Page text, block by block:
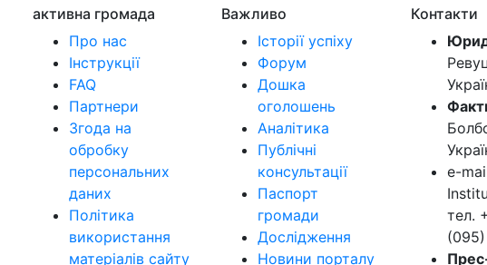
активна громада
Про нас
Інструкції
FAQ
Партнери
Згода на
обробку
персональних
даних
Політика
використання
матеріалів сайту
Важливо
Історії успіху
Форум
Дошка
оголошень
Аналітика
Публічні
консультації
Паспорт
громади
Дослідження
Новини порталу
Контакти
e-
тел.